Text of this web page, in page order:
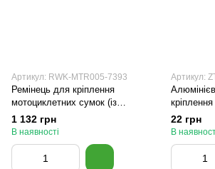
Артикул: RWK-MTR005-7393
Ремінець для кріплення
мотоциклетних сумок (із
пряжкою) Rhinowalk MTR005
2,5 м Чорний
1 132 грн
В наявності
Артикул:
кріплення
на
шт |
22 грн
В